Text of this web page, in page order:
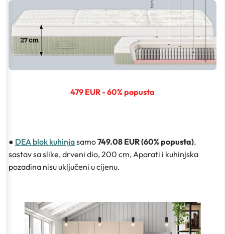
479 EUR - 60% popusta
● DEA blok kuhinjasamo749.08 EUR (60% popusta).
sastav sa slike, drveni dio, 200 cm, Aparati i kuhinjska
pozadina nisu uključeni u cijenu.